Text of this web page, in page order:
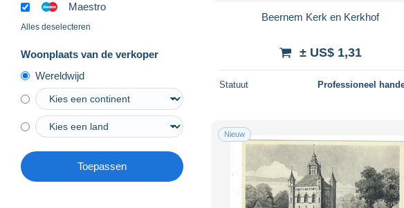
Maestro
Alles deselecteren
Woonplaats van de verkoper
Wereldwijd
Toepassen
Beernem Kerk en Kerkhof
± US$ 1,31
Statuut Professioneel
Nieuw